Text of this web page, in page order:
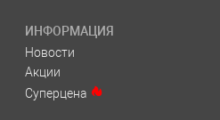
ИНФОРМАЦИЯ
Новости
Акции
Суперцена